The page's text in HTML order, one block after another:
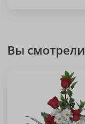
Вы смотрели